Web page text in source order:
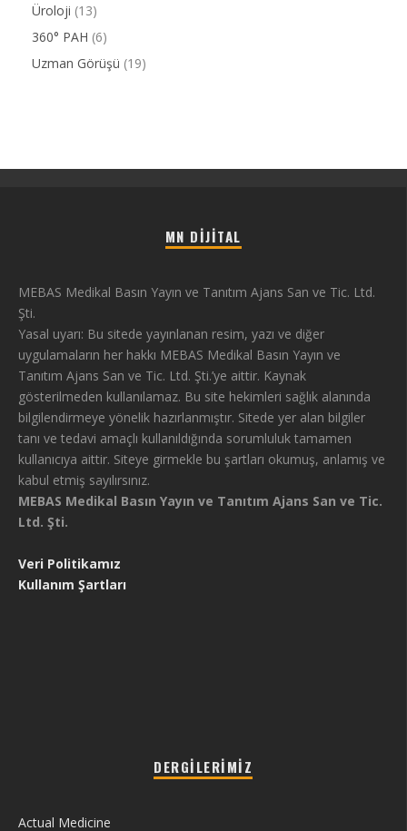
Üroloji (13)
360° PAH (6)
Uzman Görüşü (19)
MN DIJITAL
MEBAS Medikal Basın Yayın ve Tanıtım Ajans San ve Tic. Ltd.
Şti.
Yasal uyarı: Bu sitede yayınlanan resim, yazı ve diğer
uygulamaların her hakkı MEBAS Medikal Basın Yayın ve
Tanıtım Ajans San ve Tic. Ltd. Şti.’ye aittir. Kaynak
gösterilmeden kullanılamaz. Bu site hekimleri sağlık alanında
bilgilendirmeye yönelik hazırlanmıştır. Sitede yer alan bilgiler
tanı ve tedavi amaçlı kullanıldığında sorumluluk tamamen
kullanıcıya aittir. Siteye girmekle bu şartları okumuş, anlamış ve
kabul etmiş sayılırsınız.
MEBAS Medikal Basın Yayın ve Tanıtım Ajans San ve Tic.
Ltd. Şti.
Veri Politikamız
Kullanım Şartları
DERGILERIMIZ
Actual Medicine